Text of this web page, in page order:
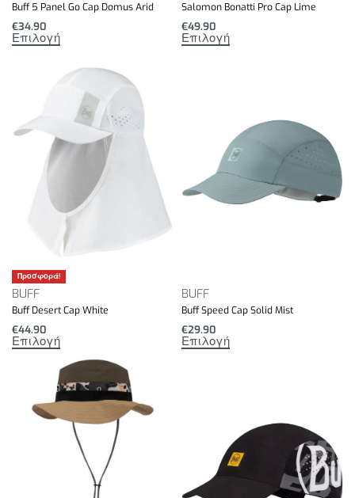
Buff 5 Panel Go Cap Domus Arid
€34.90
Επιλογή
Salomon Bonatti Pro Cap Lime
€49.90
Επιλογή
Προσφορά!
BUFF
Buff Desert Cap White
€44.90
Επιλογή
BUFF
Buff Speed Cap Solid Mist
€29.90
Επιλογή